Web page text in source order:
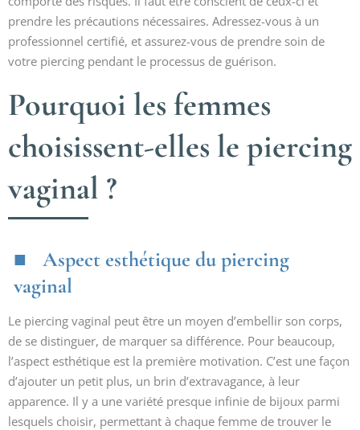
prendre les précautions nécessaires. Adressez-vous à un
professionnel certifié, et assurez-vous de prendre soin de
votre piercing pendant le processus de guérison.
Pourquoi les femmes
choisissent-elles le piercing
vaginal ?
Aspect esthétique du piercing
vaginal
Le piercing vaginal peut être un moyen d’embellir son corps,
de se distinguer, de marquer sa différence. Pour beaucoup,
l’aspect esthétique est la première motivation. C’est une façon
d’ajouter un petit plus, un brin d’extravagance, à leur
apparence. Il y a une variété presque infinie de bijoux parmi
lesquels choisir, permettant à chaque femme de trouver le